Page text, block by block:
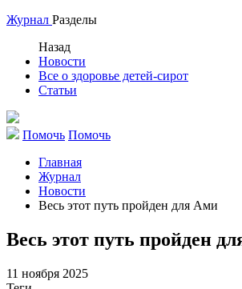
Журнал Разделы
Назад
Новости
Все о здоровье детей-сирот
Статьи
Помочь Помочь
Главная
Журнал
Новости
Весь этот путь пройден для Ами
Весь этот путь пройден
11 ноября 2025